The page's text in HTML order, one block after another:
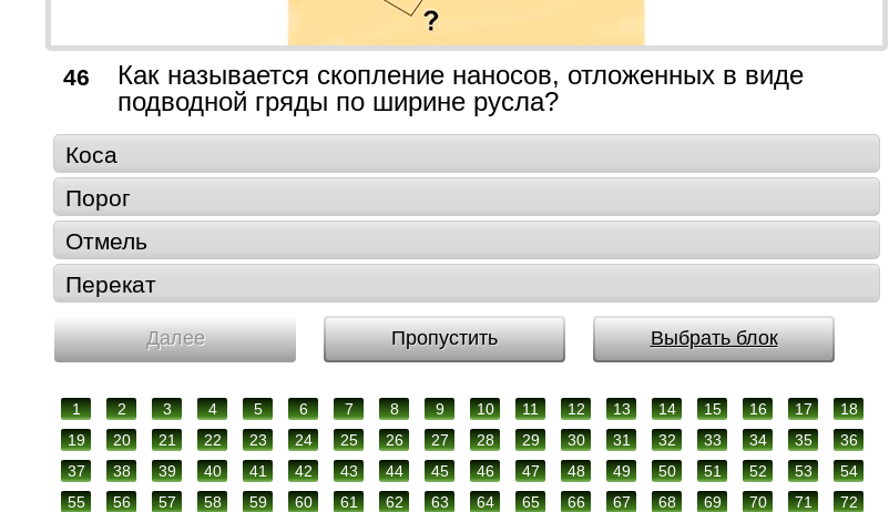
46
Как называется скопление наносов, отложенных в виде
подводной гряды по ширине русла?
Коса
Порог
Отмель
Перекат
Далее Пропустить Выбрать блок
1 2 3 4 5 6 7 8 9 10 11 12 13 14 15 16 17
18
19
20 21 22 23 24 25 26 27 28 29 30 31 32 33 34 35
36
37
38 39 40 41 42 43 44 45 46 47 48 49 50 51 52 53
54
55
56 57 58 59 60 61 62 63 64 65 66 67 68 69 70 71
72